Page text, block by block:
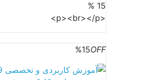
15 %
%15OFF